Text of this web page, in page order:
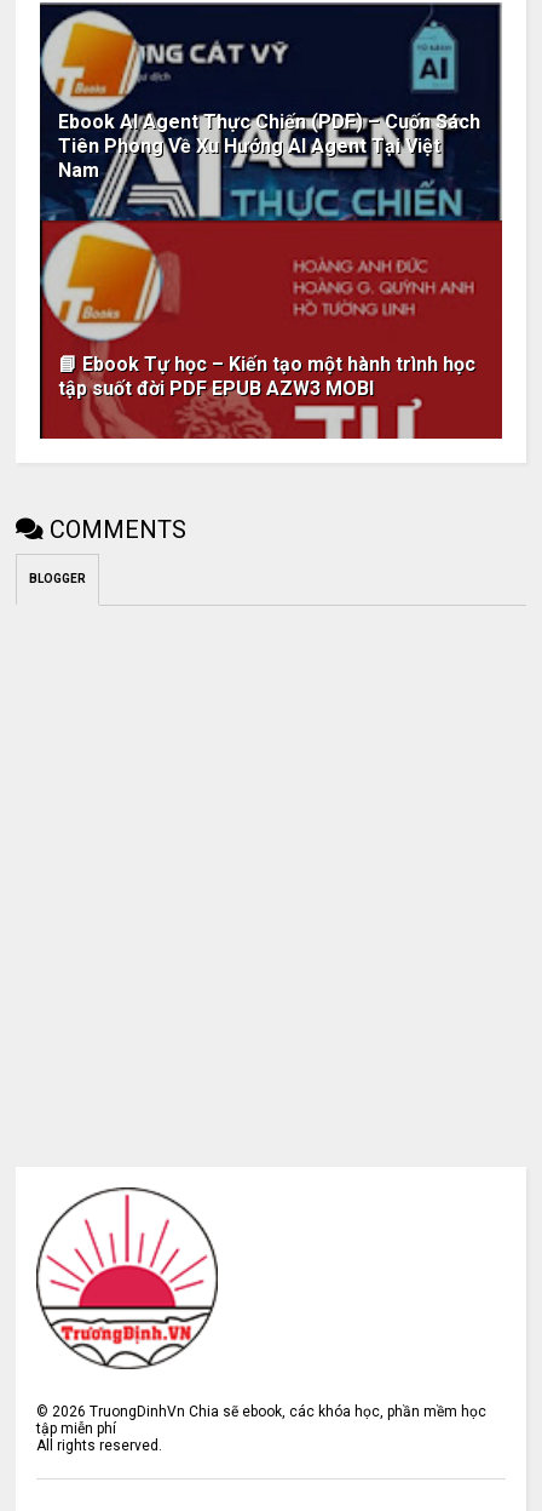
Ebook AI Agent Thực Chiến (PDF) – Cuốn Sách
Tiên Phong Về Xu Hướng AI Agent Tại Việt
Nam
📘 Ebook Tự học – Kiến tạo một hành trình học
tập suốt đời PDF EPUB AZW3 MOBI
COMMENTS
BLOGGER
©2026 TruongDinhVn Chia sẽ ebook, các khóa học, phần mềm học
tập miễn phí
All rights reserved.